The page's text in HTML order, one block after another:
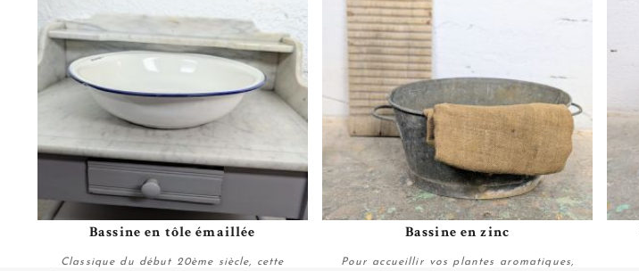
Plus de détails
Bassine en tôle émaillée
Classique du début 20ème siècle, cette
Plus de détails
Bassine en zinc
Pour accueillir vos plantes aromatiques,